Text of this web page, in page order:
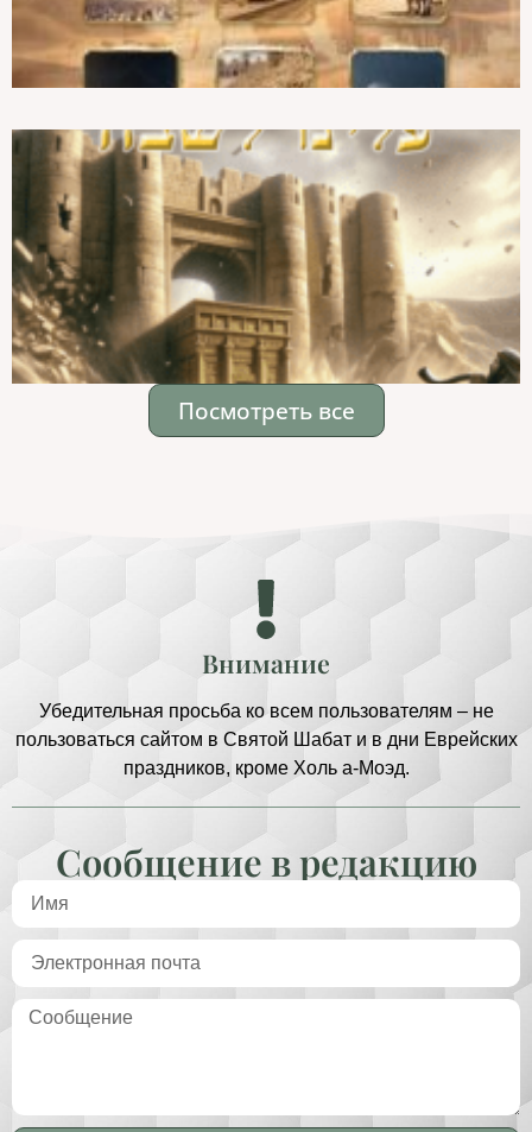
Посмотреть все
Внимание
Убедительная просьба ко всем пользователям – не
пользоваться сайтом в Святой Шабат и в дни Еврейских
праздников, кроме Холь а-Моэд.
Сообщение в редакцию